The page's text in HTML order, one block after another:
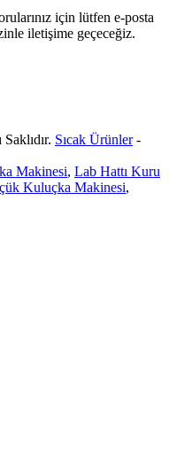
için lütfen e-posta
iletişime geçeceğiz.
Sıcak Ürünler-
Makinesi, Lab Hattı Kuru
Kuluçka Makinesi,